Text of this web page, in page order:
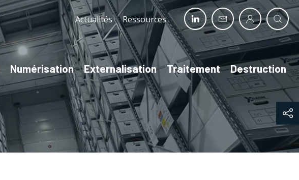
Actualités Ressources
Numérisation Externalisation Traitement Destruction